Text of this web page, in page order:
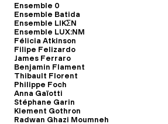
Ensemble 0
Ensemble Batida
Ensemble LIKΣN
Ensemble LUX:NM
Félicia Atkinson
Filipe Felizardo
James Ferraro
Benjamin Flament
Thibault Florent
Philippe Foch
Anna Gaïotti
Stéphane Garin
Klement Gothron
Radwan Ghazi Moumneh